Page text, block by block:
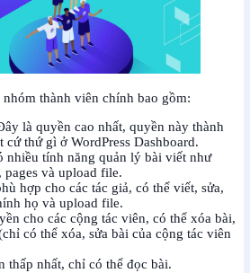
nhóm thành viên chính bao gồm:
là quyền cao nhất, quyền này thành
cứ thứ gì ở WordPress Dashboard.
nhiều tính năng quản lý bài viết như
pages và upload file.
hợp cho các tác giả, có thể viết, sửa,
họ và upload file.
cho các cộng tác viên, có thể xóa bài,
có thể xóa, sửa bài của cộng tác viên
thấp nhất, chỉ có thể đọc bài.